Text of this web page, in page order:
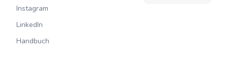
Instagram
LinkedIn
Handbuch